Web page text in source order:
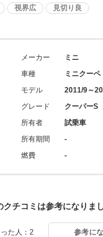
視界広 見切り良
メーカー
ミニ
車種
ミニクーペ
モデル
2011/9～
グレード
クーパーS
所有者
試乗車
所有期間
-
燃費
-
クチコミは参考になりま
た人：2 参考に